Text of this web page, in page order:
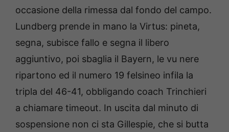
occasione della rimessa dal fondo del campo.
Lundberg prende in mano la Virtus: pineta,
segna, subisce fallo e segna il libero
aggiuntivo, poi sbaglia il Bayern, le vu nere
ripartono ed il numero 19 felsineo infila la
tripla del 46-41, obbligando coach Trinchieri
a chiamare timeout. In uscita dal minuto di
sospensione non ci sta Gillespie, che si butta